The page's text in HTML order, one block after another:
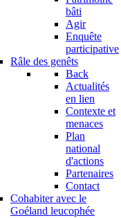
bâti
Agir
Enquête
participative
Râle des genêts
Back
Actualités
en lien
Contexte et
menaces
Plan
national
d'actions
Partenaires
Contact
Cohabiter avec le
Goéland leucophée